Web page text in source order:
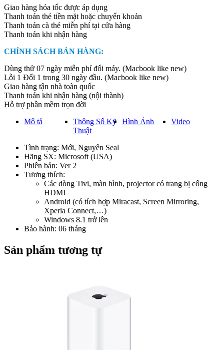
Giao hàng hỏa tốc được áp dụng
Thanh toán thẻ tiền mặt hoặc chuyển khoản
Thanh toán cà thẻ miễn phí tại cửa hàng
Thanh toán khi nhận hàng
CHÍNH SÁCH BÁN HÀNG:
Dùng thử 07 ngày miễn phí đổi máy. (Macbook like new)
Lỗi 1 Đổi 1 trong 30 ngày đầu. (Macbook like new)
Giao hàng tận nhà toàn quốc
Thanh toán khi nhận hàng (nội thành)
Hỗ trợ phần mềm trọn đời
Mô tả
Thông Số Kỹ
Thuật
Hình Ảnh Video
Tình trạng: Mới, Nguyên Seal
Hãng SX: Microsoft (USA)
Phiên bản: Ver 2
Tương thích:
Các dòng Tivi, màn hình, projector có trang bị cổng
HDMI
Android (có tích hợp Miracast, Screen Mirroring,
Xperia Connect,…)
Windows 8.1 trở lên
Bảo hành: 06 tháng
Sản phẩm tương tự